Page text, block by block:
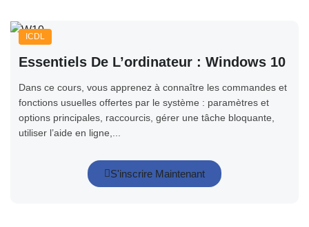
ICDL
Essentiels De L’ordinateur : Windows 10
Dans ce cours, vous apprenez à connaître les commandes et
fonctions usuelles offertes par le système : paramètres et
options principales, raccourcis, gérer une tâche bloquante,
utiliser l’aide en ligne,...
S'inscrire Maintenant